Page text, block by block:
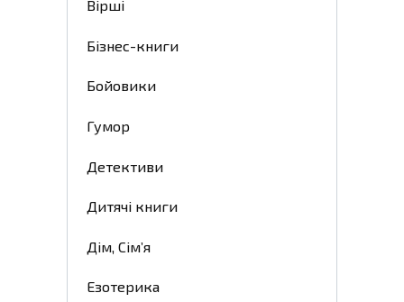
Вірші
Бізнес-книги
Бойовики
Гумор
Детективи
Дитячі книги
Дім, Сім’я
Езотерика